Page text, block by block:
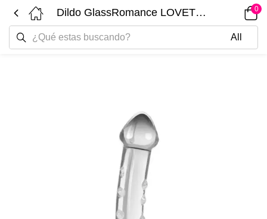
Dildo GlassRomance LOVETOY GS04C 0